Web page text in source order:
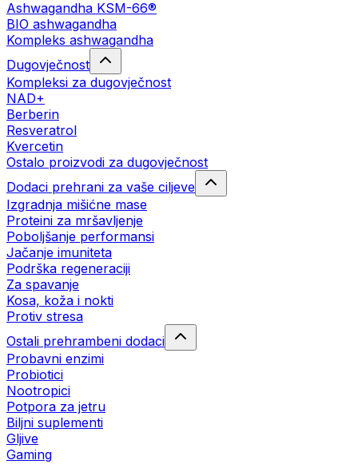
Ashwagandha KSM-66®
BIO ashwagandha
Kompleks ashwagandha
Dugovječnost
Kompleksi za dugovječnost
NAD+
Berberin
Resveratrol
Kvercetin
Ostalo proizvodi za dugovječnost
Dodaci prehrani za vaše ciljeve
Izgradnja mišićne mase
Proteini za mršavljenje
Poboljšanje performansi
Jačanje imuniteta
Podrška regeneraciji
Za spavanje
Kosa, koža i nokti
Protiv stresa
Ostali prehrambeni dodaci
Probavni enzimi
Probiotici
Nootropici
Potpora za jetru
Biljni suplementi
Gljive
Gaming